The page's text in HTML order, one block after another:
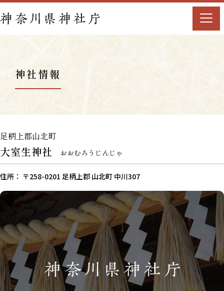
神社情報
足柄上郡山北町
大室生神社 おおむろうじんじゃ
住所： 〒258-0201 足柄上郡 山北町 中川307